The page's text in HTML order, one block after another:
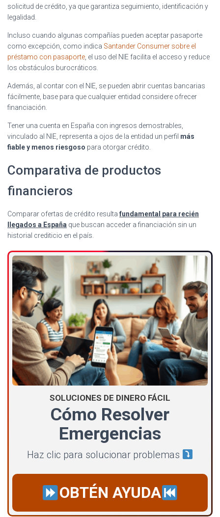
solicitud de crédito, ya que garantiza seguimiento, identificación y
legalidad.
Incluso cuando algunas compañías pueden aceptar pasaporte
como excepción, como indica Santander Consumer sobre el
préstamo con pasaporte , el uso del NIE facilita el acceso y reduce
los obstáculos burocráticos.
Además, al contar con el NIE, se pueden abrir cuentas bancarias
fácilmente, base para que cualquier entidad considere ofrecer
financiación.
Tener una cuenta en España con ingresos demostrables,
vinculado al NIE, representa a ojos de la entidad un perfil más
fiable y menos riesgoso para otorgar crédito.
Comparativa de productos
financieros
Comparar ofertas de crédito resulta fundamental para recién
llegados a España que buscan acceder a financiación sin un
historial crediticio en el país.
SOLUCIONES DE DINERO FÁCIL
Cómo Resolver
Emergencias
Haz clic para solucionar problemas
OBTÉN AYUDA